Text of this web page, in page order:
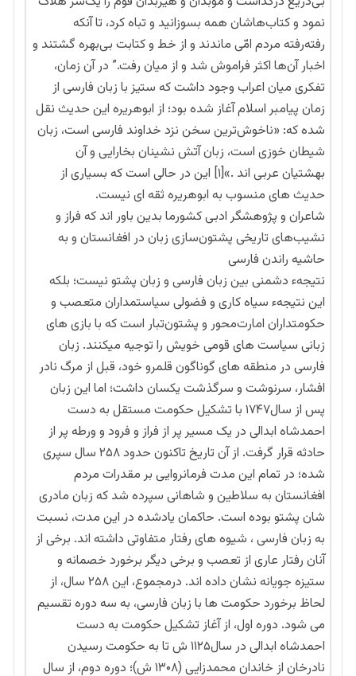
نمود و کتاب‌هاشان همه بسوزانید و تباه کرد، تا آنکه
رفته‌رفته مردم امّی ماندند و از خط و کتابت بی‌بهره گشتند و
اخبار آن‌ها اکثر فراموش شد و از میان رفت.” در آن زمان،
تفکری میان اعراب وجود داشت که ستیز با زبان فارسی از
زمان پیامبر اسلام آغاز شده بود؛ از ابوهریره این حدیث نقل
شده که: «ناخوش‌ترین سخن نزد خداوند فارسی است، زبان
شیطان خوزی است، زبان آتش نشینان بخارایی و آن
بهشتیان عربی اند .»[۱] این در حالی است که بسیاری از
حدیث های منسوب به ابوهریره ثقه ای نیست.
شاعران و پژوهشگر ادبی کشورما بدین باور اند که فراز و
نشیب‌های تاریخی پشتون‌سازی زبان در افغانستان و به
حاشیه راندن فارسی
نتیجهء دشمنی بین زبان فارسی و زبان پشتو نیست؛ بلکه
این نتیجهء سیاه کاری و فضولی سیاستمداران متعصب و
حکومتداران امارت‌محور و پشتون‌تبار است که با بازی های
زبانی سیاست های قومی خویش را توجیه میکنند. زبان
فارسی در منطقه های گوناگون قلمرو خود، قبل از مرگ نادر
افشار، سرنوشت و سرگذشت یکسان داشت؛ اما این زبان
پس از سال۱۷۴۷ با تشکیل حکومت مستقل به دست
احمدشاه ابدالی در یک مسیر پر از فراز و فرود و ورطه پر از
حادثه قرار گرفت. از آن تاریخ تاکنون حدود ۲۵۸ سال سپری
شده؛ در تمام این مدت فرمانروایی بر مقدرات مردم
افغانستان به سلاطین و شاهانی سپرده شد که زبان مادری
شان پشتو بوده است. حاکمان یادشده در این مدت، نسبت
به زبان فارسی ، شیوه های رفتار متفاوتی داشته اند. برخی از
آنان رفتار عاری از تعصب و برخی دیگر برخورد خصمانه و
ستیزه جویانه نشان داده اند. درمجموع، این ۲۵۸ سال، از
لحاظ برخورد حکومت ها با زبان فارسی، به سه دوره تقسیم
می شود. دوره اول، از آغاز تشکیل حکومت به دست
احمدشاه ابدالی در سال۱۱۲۵ ش تا به حکومت رسیدن
نادرخان از خاندان محمدزایی (۱۳۰۸ ش)؛ دوره دوم، از سال